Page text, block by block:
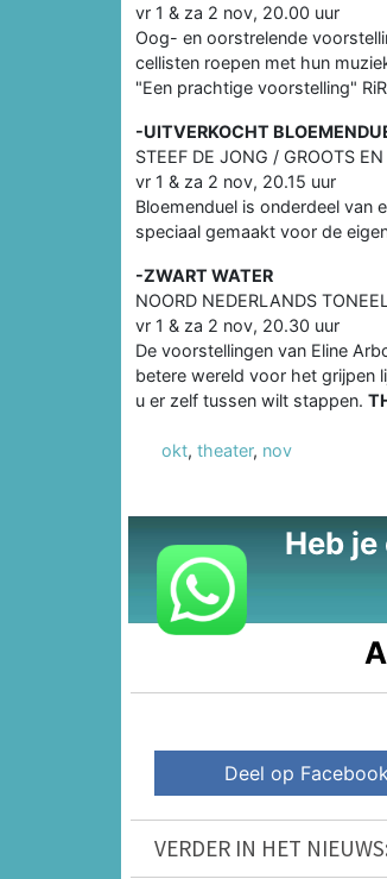
vr 1 & za 2 nov, 20.00 uur
Oog- en oorstrelende
cellisten roepen met hun
"Een prachtige voorstelling"
-UITVERKOCHT
STEEF DE JONG / GROOTS
vr 1 & za 2 nov, 20.15 uur
Bloemenduel is onderdeel van
speciaal gemaakt voor de
-ZWART WATER
NOORD NEDERLANDS
vr 1 & za 2 nov, 20.30 uur
De voorstellingen van Eline
betere wereld voor het grijpen
u er zelf tussen wilt stappen.
okt, theater, nov
Heb
Deel op
VERDER IN HET NIEUWS: